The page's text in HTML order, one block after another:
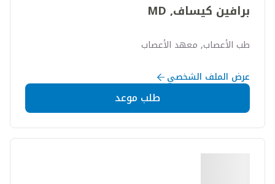
برافين كيساف, MD
طب الأعصاب, معهد الأعصاب
عرض الملف الشخصي
طلب موعد